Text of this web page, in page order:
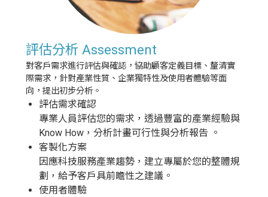
評估分析 Assessment
對客戶需求進行評估與確認，協助顧客定義目標、釐清實
際需求，針對產業性質、企業獨特性及使用者體驗等面
向，提出初步分析。
評估需求確認
專業人員評估您的需求，透過豐富的產業經驗與
Know How，分析計畫可行性與分析報告 。
客製化方案
因應科技服務產業趨勢，建立專屬於您的整體規
劃，給予客戶具前瞻性之建議。
使用者體驗